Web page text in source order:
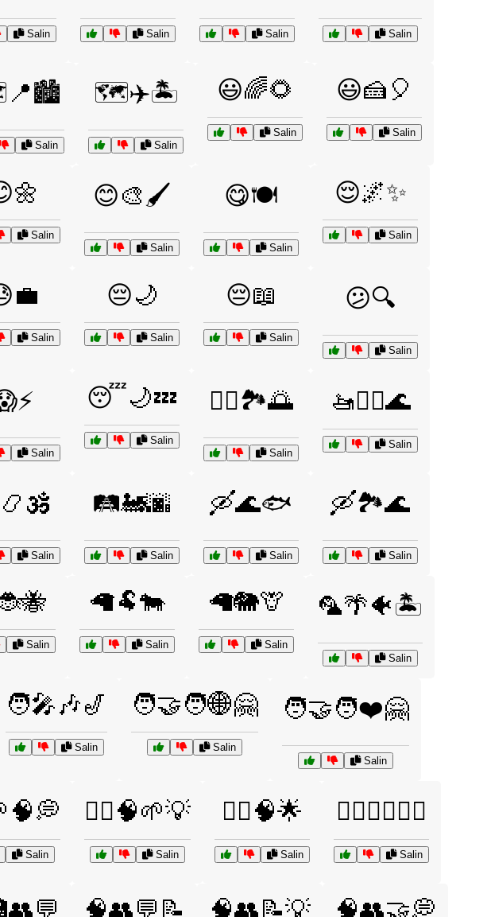
Salin Salin Salin Salin
Salin
🗺️✈️🏝️
Salin
😃🌈🌻
Salin
😃🍰🎈
Salin
Salin
😊🎨🖌️
Salin
😋🍽️
Salin
😌🌌✨
Salin
Salin
😔🌙
Salin
😔📖
Salin
😕🔍
Salin
Salin
😴🌙💤
Salin
🚣‍♀️🏞️🌅
Salin
🚤🏄‍♂️🌊
Salin
Salin
🛤️🚂🌆
Salin
🛶🌊🐟
Salin
🛶🏞️🌊
Salin
Salin
🦙🐏🐄
Salin
🦙🐘🦒
Salin
🦜🌴🐠🏝️
Salin
🧑‍🎤🎶🎷
Salin
🧑‍🤝‍🧑🌐🤗
Salin
🧑‍🤝‍🧑❤️🤗
Salin
Salin
🧘‍♀️🧠🌱💡
Salin
🧘‍♂️🧠🌟
Salin
🧙‍♀️🧝‍♂️🧚‍♀️
Salin
🧠👥💬📝 🧠👥📝💡 🧠👥🤝💭